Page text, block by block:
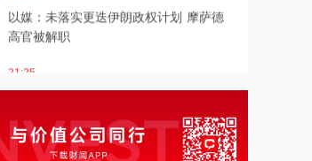
以媒：未落实更迭伊朗政权计划 摩萨德
高官被解职
21:25
湖北能源：7月公司完成发电量37.89亿
21:24